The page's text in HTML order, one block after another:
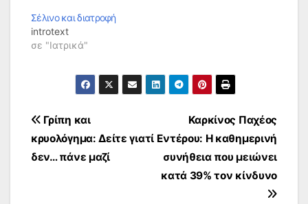
που έχουν υψηλή
θρεπτική αξία και
ελκυστική γεύση, ενώ
χρησιμοποιηθούν με
πολλούς τρόπους στις
Θα ήταν αδικία αν
χαρακτηρίζαμε το
ρόδι απλά…
Σέλινο και διατροφή
introtext
σε "Ιατρικά"
Πλοήγηση
άρθρων
Καρκίνος Παχέος
Εντέρου: Η καθημερινή
συνήθεια που μειώνει
κατά 39% τον κίνδυνο
Γρίπη και
κρυολόγημα: Δείτε γιατί
δεν… πάνε μαζί